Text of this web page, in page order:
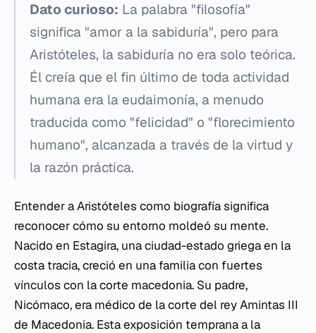
Dato curioso: La palabra "filosofía"
significa "amor a la sabiduría", pero para
Aristóteles, la sabiduría no era solo teórica.
Él creía que el fin último de toda actividad
humana era la eudaimonía, a menudo
traducida como "felicidad" o "florecimiento
humano", alcanzada a través de la virtud y
la razón práctica.
Entender a Aristóteles como biografía significa
reconocer cómo su entorno moldeó su mente.
Nacido en Estagira, una ciudad-estado griega en la
costa tracia, creció en una familia con fuertes
vínculos con la corte macedonia. Su padre,
Nicómaco, era médico de la corte del rey Amintas III
de Macedonia. Esta exposición temprana a la